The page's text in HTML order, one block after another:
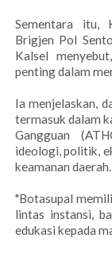
Sementara itu,
Brigjen Pol
Kalsel
penting dalam
Ia menjelaskan,
termasuk dalam
Gangguan
ideologi, politik,
keamanan daerah.
"Botasupal
lintas instansi,
edukasi kepada